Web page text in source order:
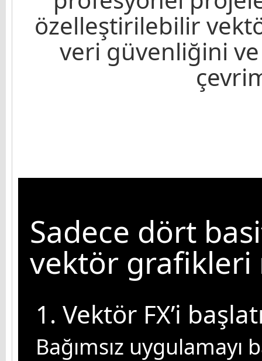
özelleştirilebilir
veri güvenliğini
Sadece dört
vektör grafikleri
1. Vektör FX’i
Bağımsız uygulamayı